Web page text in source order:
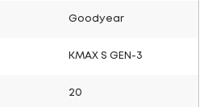
Goodyear
KMAX S GEN-3
20